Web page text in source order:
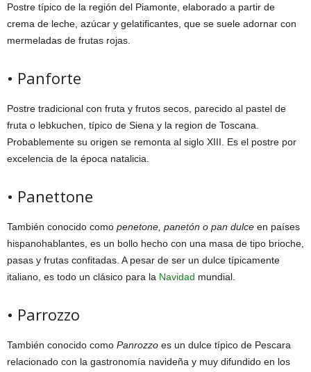
Postre típico de la región del Piamonte, elaborado a partir de
crema de leche, azúcar y gelatificantes, que se suele adornar con
mermeladas de frutas rojas.
• Panforte
Postre tradicional con fruta y frutos secos, parecido al pastel de
fruta o lebkuchen, típico de Siena y la region de Toscana.
Probablemente su origen se remonta al siglo XIII. Es el postre por
excelencia de la época natalicia.
• Panettone
También conocido como penetone, panetón o pan dulce en países
hispanohablantes, es un bollo hecho con una masa de tipo brioche,
pasas y frutas confitadas. A pesar de ser un dulce típicamente
italiano, es todo un clásico para la Navidad mundial.
• Parrozzo
También conocido como Panrozzo es un dulce típico de Pescara
relacionado con la gastronomía navideña y muy difundido en los